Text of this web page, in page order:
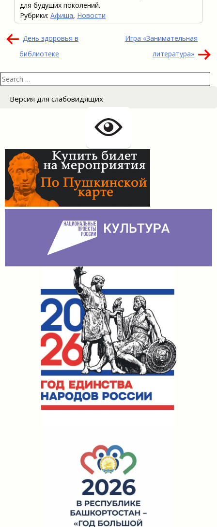
для будущих поколений.
Рубрики: Афиша, Новости
Навигация
по
День здоровья в
библиотеке
Игра «Занимательная
литература»
Search
for:
Версия для слабовидящих